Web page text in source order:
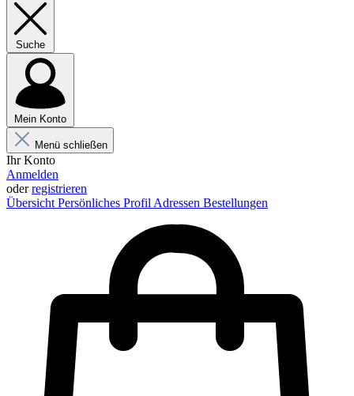
Suche
Mein Konto
Menü schließen
Ihr Konto
Anmelden
oderregistrieren
Übersicht Persönliches Profil Adressen Bestellungen